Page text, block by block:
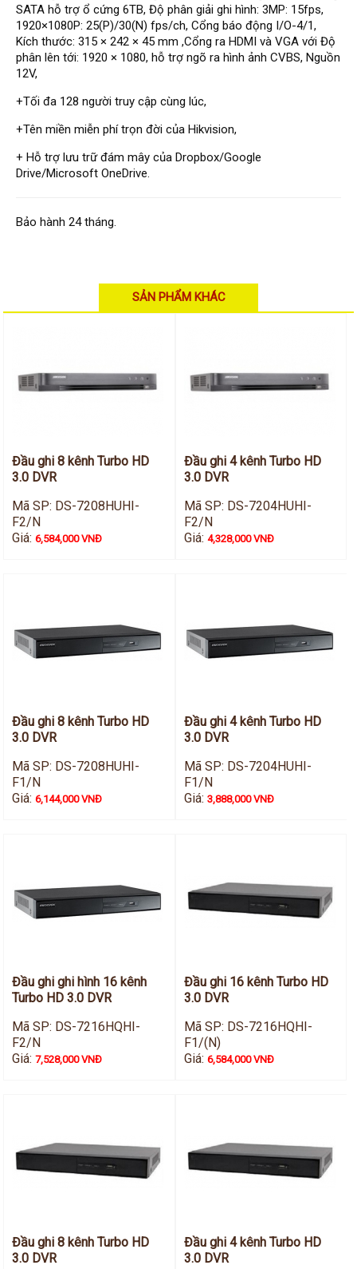
access control
Khóa điện tử VIRO
Khóa điện tử KBVISION
Giải pháp
LẮP ĐẶT CAMERA TRỌN GÓI
GIẢI PHÁP CAMERA AN NINH
BÁO ĐỘNG CHỐNG TRỘM
GIẢI PHÁP GIÁM SÁT RA VÀO
GIẢI PHÁP NHỎ TRỌN GÓI
Tài liệu kỹ thuật
SATA hỗ trợ ổ cứng 6TB, Độ phân giải ghi hình: 3MP: 15fps,
1920×1080P: 25(P)/30(N) fps/ch, Cổng báo động I/O-4/1,
Kích thước: 315 × 242 × 45 mm ,Cổng ra HDMI và VGA với Độ
phân lên tới: 1920 × 1080, hỗ trợ ngõ ra hình ảnh CVBS, Nguồn
12V,
+Tối đa 128 người truy cập cùng lúc,
+Tên miền miễn phí trọn đời của Hikvision,
+ Hỗ trợ lưu trữ đám mây của Dropbox/Google
Drive/Microsoft OneDrive.
Bảo hành 24 tháng.
SẢN PHẨM KHÁC
Đầu ghi 8 kênh Turbo HD
3.0 DVR
Mã SP: DS-7208HUHI-
F2/N
Giá:6,584,000 VNĐ
Đầu ghi 4 kênh Turbo HD
3.0 DVR
Mã SP: DS-7204HUHI-
F2/N
Giá: 4,328,000 VNĐ
Đầu ghi 8 kênh Turbo HD
3.0 DVR
Mã SP: DS-7208HUHI-
F1/N
Giá:6,144,000 VNĐ
Đầu ghi 4 kênh Turbo HD
3.0 DVR
Mã SP: DS-7204HUHI-
F1/N
Giá: 3,888,000 VNĐ
Đầu ghi ghi hình 16 kênh
Turbo HD 3.0 DVR
Mã SP: DS-7216HQHI-
F2/N
Giá:7,528,000 VNĐ
Đầu ghi 16 kênh Turbo HD
3.0 DVR
Mã SP: DS-7216HQHI-
F1/(N)
Giá: 6,584,000 VNĐ
Đầu ghi 8 kênh Turbo HD
3.0 DVR
Đầu ghi 4 kênh Turbo HD
3.0 DVR